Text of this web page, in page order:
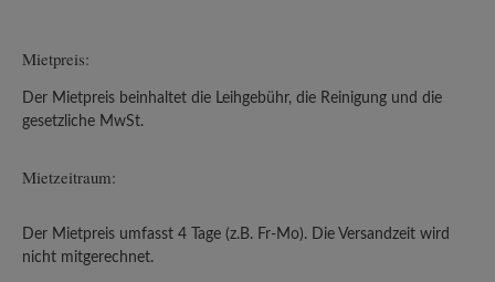
Mietpreis:
Der Mietpreis beinhaltet die Leihgebühr, die Reinigung und die
gesetzliche MwSt.
Mietzeitraum:
Der Mietpreis umfasst 4 Tage (z.B. Fr-Mo). Die Versandzeit wird
nicht mitgerechnet.